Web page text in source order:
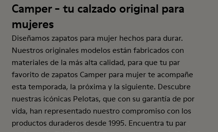
Camper - tu calzado original para
mujeres
Diseñamos zapatos para mujer hechos para durar.
Nuestros originales modelos están fabricados con
materiales de la más alta calidad, para que tu par
favorito de zapatos Camper para mujer te acompañe
esta temporada, la próxima y la siguiente. Descubre
nuestras icónicas Pelotas, que con su garantía de por
vida, han representado nuestro compromiso con los
productos duraderos desde 1995. Encuentra tu par